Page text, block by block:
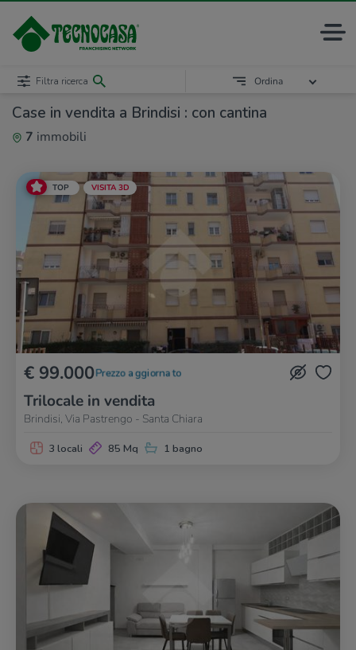
Case in vendita a Brindisi : con cantina
7 immobili
Filtra ricerca Ordina
TOP VISITA 3D
€ 99.000 Prezzo aggiornato
Trilocale in vendita
Brindisi, Via Pastrengo - Santa Chiara
3 locali 85 Mq 1 bagno